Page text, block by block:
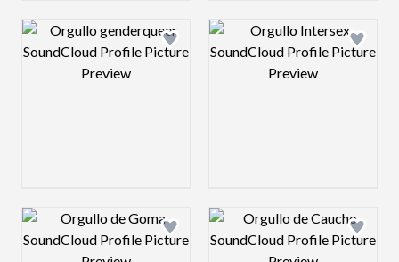
Design preview image Design preview
Design preview image Design preview